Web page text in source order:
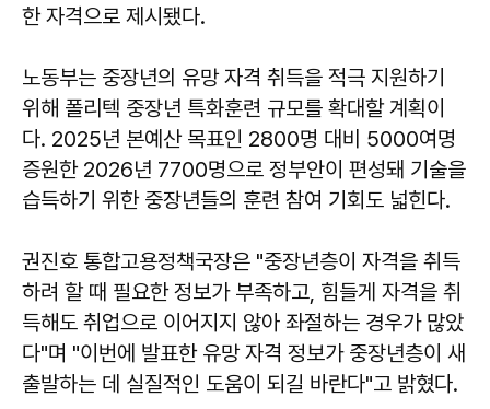
한 자격으로 제시됐다.
노동부는 중장년의 유망 자격 취득을 적극 지원하기
위해 폴리텍 중장년 특화훈련 규모를 확대할 계획이
다. 2025년 본예산 목표인 2800명 대비 5000여명
증원한 2026년 7700명으로 정부안이 편성돼 기술을
습득하기 위한 중장년들의 훈련 참여 기회도 넓힌다.
권진호 통합고용정책국장은 "중장년층이 자격을 취득
하려 할 때 필요한 정보가 부족하고, 힘들게 자격을 취
득해도 취업으로 이어지지 않아 좌절하는 경우가 많았
다"며 "이번에 발표한 유망 자격 정보가 중장년층이 새
출발하는 데 실질적인 도움이 되길 바란다"고 밝혔다.